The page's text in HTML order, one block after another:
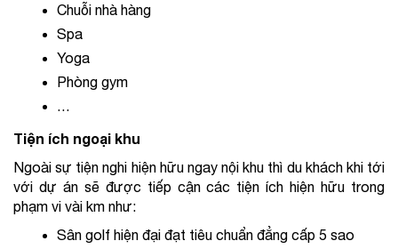
Chuỗi nhà hàng
Spa
Yoga
Phòng gym
Tiện ích ngoại khu
Ngoài sự tiện nghi hiện hữu ngay nội khu thì du khách khi tới
với dự án sẽ được tiếp cận các tiện ích hiện hữu trong
phạm vi vài km như:
Sân golf hiện đại đạt tiêu chuẩn đẳng cấp 5 sao